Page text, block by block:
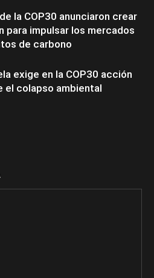
la COP30 anunciaron crear
para impulsar los mercados
de carbono
exige en la COP30 acción
el colapso ambiental